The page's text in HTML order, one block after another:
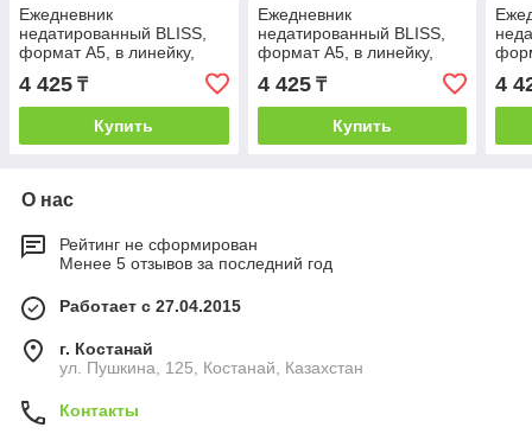
Ежедневник
недатированный BLISS,
формат А5, в линейку,
Голубой, -, 24601 21
4 425 ₸
Купить
Ежедневник
недатированный BLISS,
формат А5, в линейку,
Зеленый, -, 24601 17
4 425₸
Купить
4
О нас
Рейтинг не сформирован
Менее 5 отзывов за последний год
Работает с 27.04.2015
г. Костанай
ул. Пушкина, 125, Костанай, Казахстан
Контакты